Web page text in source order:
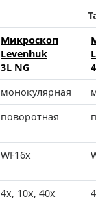
Микроскоп
Levenhuk
3L NG
монокулярная
поворотная
WF16х
4х, 10х, 40х 4x,